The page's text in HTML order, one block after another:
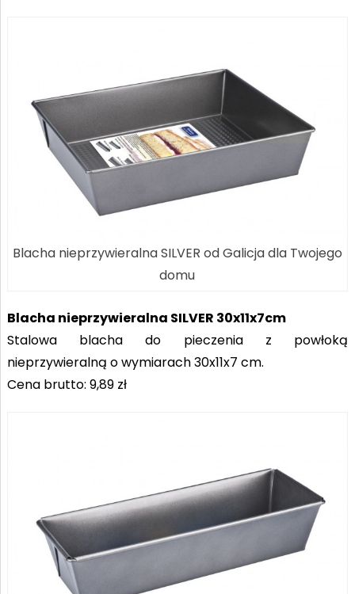
Blacha nieprzywieralna SILVER od Galicja dla Twojego
domu
Blacha nieprzywieralna SILVER 30x11x7cm
Stalowa blacha do pieczenia z powłoką
nieprzywieralną o wymiarach 30x11x7 cm.
Cena brutto: 9,89 zł